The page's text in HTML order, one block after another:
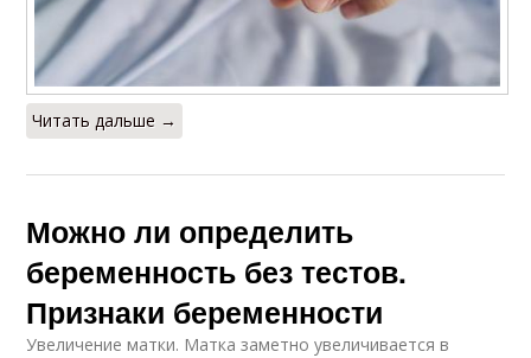
Читать дальше →
Можно ли определить
беременность без тестов.
Признаки беременности
Увеличение матки. Матка заметно увеличивается в